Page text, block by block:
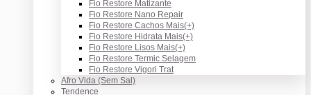
Fio Restore Matizante
Fio Restore Nano Repair
Fio Restore Cachos Mais(+)
Fio Restore Hidrata Mais(+)
Fio Restore Lisos Mais(+)
Fio Restore Termic Selagem
Fio Restore Vigori Trat
Afro Vida (Sem Sal)
Tendence